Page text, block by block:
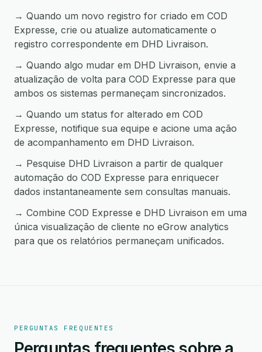
→ Quando um novo registro for criado em COD
Expresse, crie ou atualize automaticamente o
registro correspondente em DHD Livraison.
→ Quando algo mudar em DHD Livraison, envie a
atualização de volta para COD Expresse para que
ambos os sistemas permaneçam sincronizados.
→ Quando um status for alterado em COD
Expresse, notifique sua equipe e acione uma ação
de acompanhamento em DHD Livraison.
→ Pesquise DHD Livraison a partir de qualquer
automação do COD Expresse para enriquecer
dados instantaneamente sem consultas manuais.
→ Combine COD Expresse e DHD Livraison em uma
única visualização de cliente no eGrow analytics
para que os relatórios permaneçam unificados.
PERGUNTAS FREQUENTES